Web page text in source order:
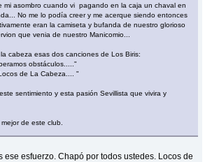
mi asombro cuando vi pagando en la caja un chaval en
No me lo podía creer y me acerque siendo entonces
eran la camiseta y bufanda de nuestro glorioso
que venia de nuestro Manicomio...
cabeza esas dos canciones de Los Biris:
obstáculos....."
de La Cabeza.... "
sentimiento y esta pasión Sevillista que vivira y
de este club.
ese esfuerzo. Chapó por todos ustedes. Locos de